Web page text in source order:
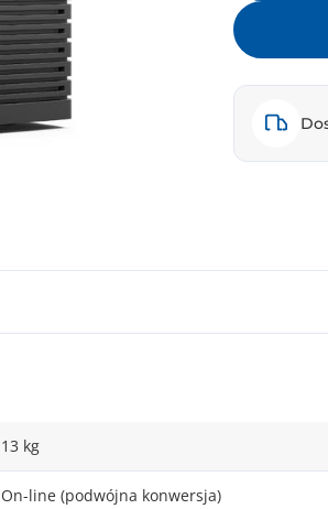
13 kg
On-line (podwójna konwersja)